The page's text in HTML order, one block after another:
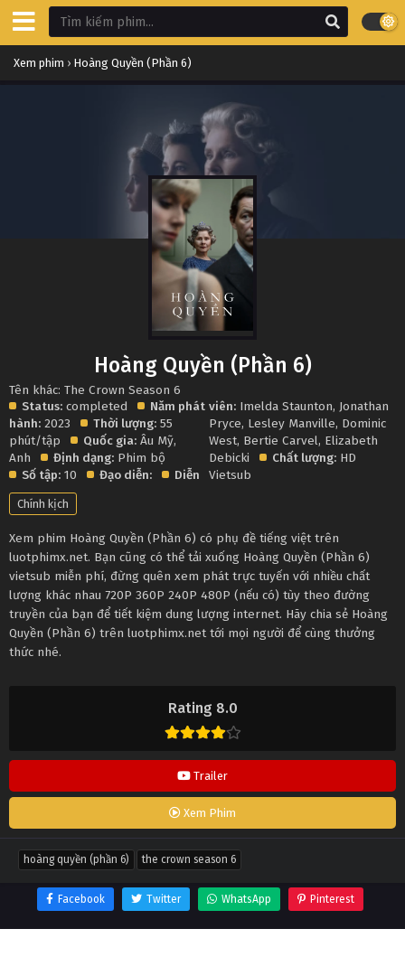
Xem phim › Hoàng Quyền (Phần 6)
Rating 8.0
Trailer
Xem Phim
Hoàng Quyền (Phần 6)
Tên khác: The Crown Season 6
Status: completed
Năm phát
hành: 2023 Thời lượng: 55
phút/tập
Quốc gia: Âu Mỹ,
Anh
Định dạng: Phim bộ
Số tập: 10 Đạo diễn: Diễn
viên: Imelda Staunton, Jonathan
Pryce, Lesley Manville, Dominic
West, Bertie Carvel, Elizabeth
Debicki
Chất lượng:
Vietsub
Chính kịch
Xem phim Hoàng Quyền (Phần 6) có phụ đề tiếng việt trên
luotphimx.net. Bạn cũng có thể tải xuống Hoàng Quyền (Phần 6)
vietsub miễn phí, đừng quên xem phát trực tuyến với nhiều chất
lượng khác nhau 720P 360P 240P 480P (nếu có) tùy theo đường
truyền của bạn để tiết kiệm dung lượng internet. Hãy chia sẻ Hoàng
Quyền (Phần 6) trên luotphimx.net tới mọi người để cùng thưởng
thức nhé.
hoàng quyền (phần 6) the crown season 6
Facebook Twitter WhatsApp Pinterest